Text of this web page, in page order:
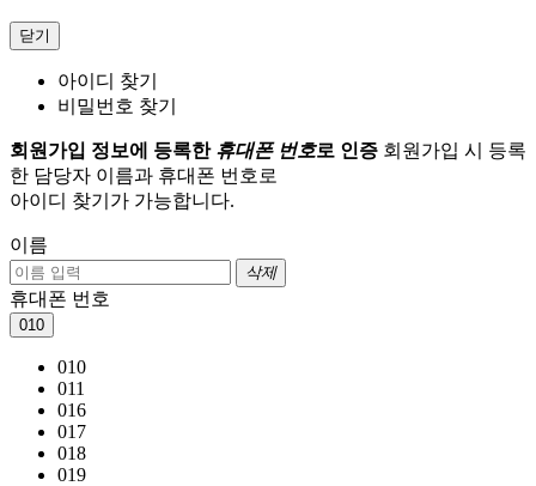
닫기
아이디 찾기
비밀번호 찾기
회원가입 정보에 등록한 휴대폰 번호로 인증 회원가입 시 등록
한 담당자 이름과 휴대폰 번호로
아이디 찾기가 가능합니다.
이름
삭제
휴대폰 번호
010
010
011
016
017
018
019